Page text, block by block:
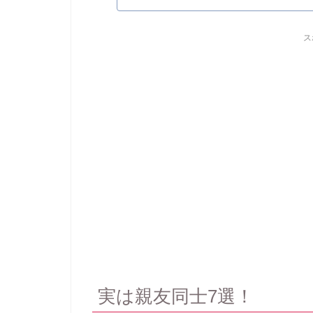
実は親友同士7選！